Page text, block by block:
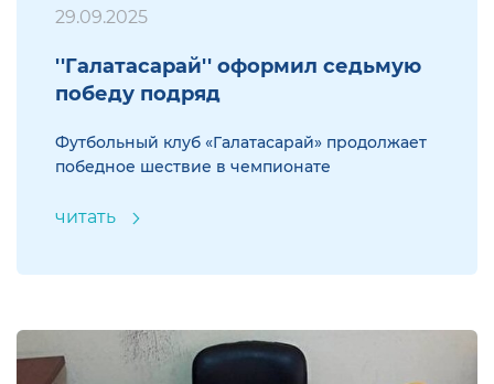
29.09.2025
''Галатасарай'' оформил седьмую
победу подряд
Футбольный клуб «Галатасарай» продолжает
победное шествие в чемпионате
читать